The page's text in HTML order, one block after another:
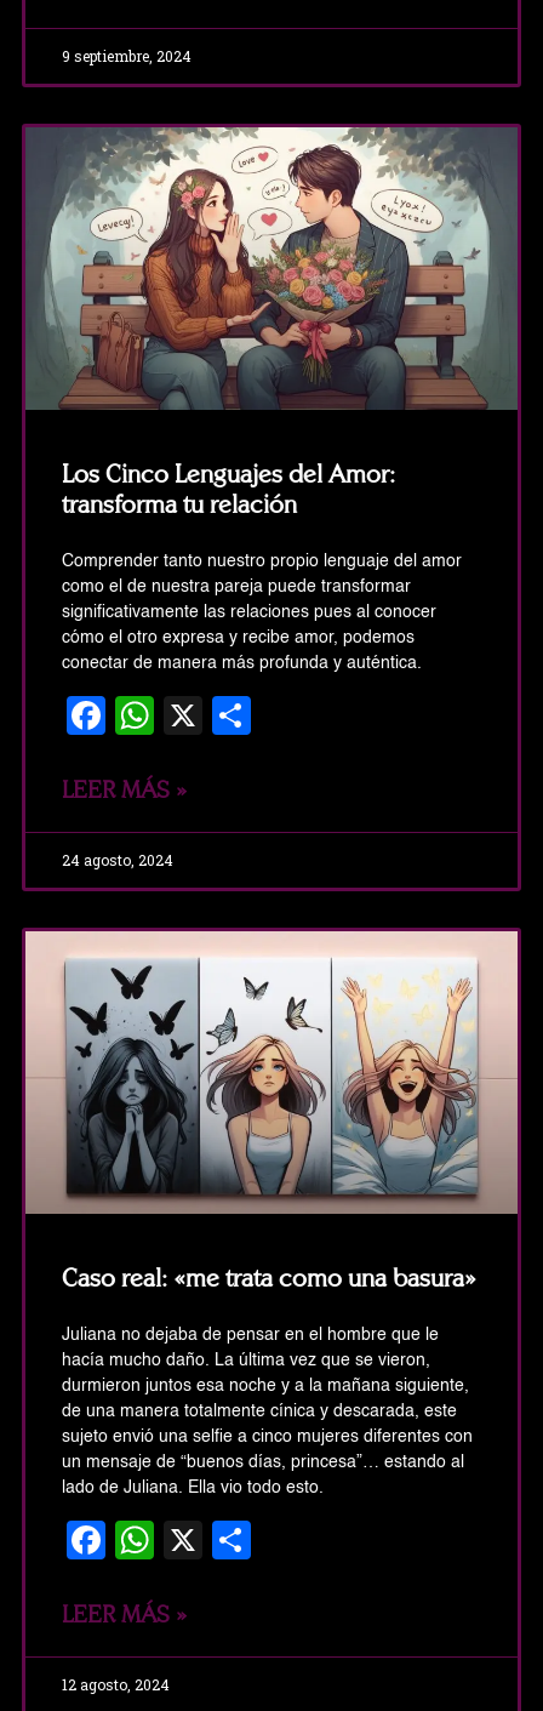
9 septiembre, 2024
Los Cinco Lenguajes del Amor:
transforma tu relación
Comprender tanto nuestro propio lenguaje del amor
como el de nuestra pareja puede transformar
significativamente las relaciones pues al conocer
cómo el otro expresa y recibe amor, podemos
conectar de manera más profunda y auténtica.
Facebook
WhatsApp
X
LEER MÁS »
24 agosto, 2024
Caso real: «me trata como una basura»
Juliana no dejaba de pensar en el hombre que le
hacía mucho daño. La última vez que se vieron,
durmieron juntos esa noche y a la mañana siguiente,
de una manera totalmente cínica y descarada, este
sujeto envió una selfie a cinco mujeres diferentes con
un mensaje de “buenos días, princesa”… estando al
lado de Juliana. Ella vio todo esto.
Facebook
WhatsApp
X
LEER MÁS »
12 agosto, 2024